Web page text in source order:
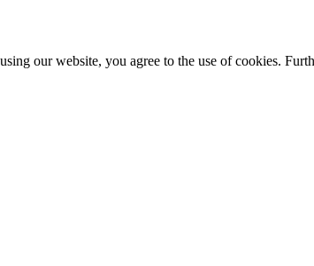
our website, you agree to the use of cookies.